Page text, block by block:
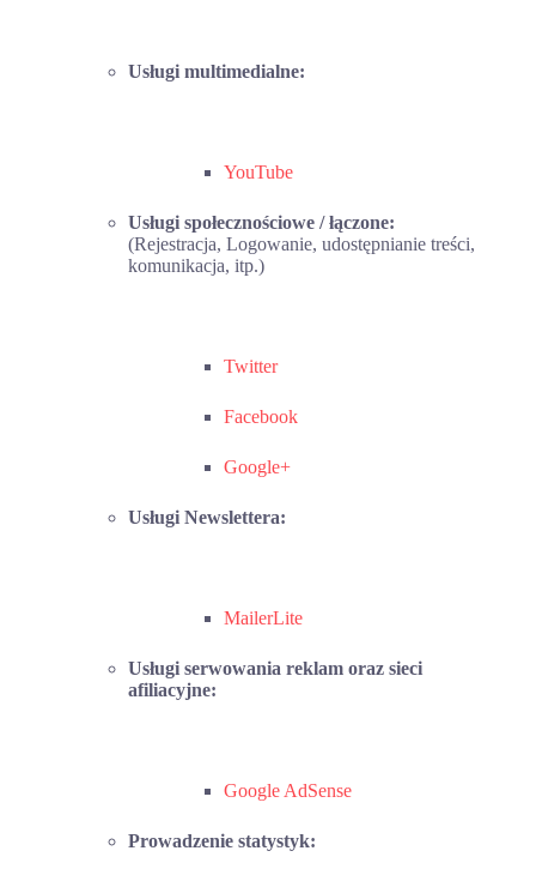
Usługi multimedialne:
YouTube
Usługi społecznościowe / łączone:
(Rejestracja, Logowanie, udostępnianie treści,
komunikacja, itp.)
Twitter
Facebook
Google+
Usługi Newslettera:
MailerLite
Usługi serwowania reklam oraz sieci
afiliacyjne:
Google AdSense
Prowadzenie statystyk: